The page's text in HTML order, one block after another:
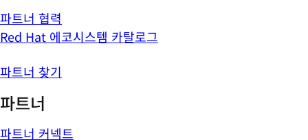
파트너 협력
Red Hat 에코시스템 카탈로그
파트너 찾기
파트너
파트너 커넥트